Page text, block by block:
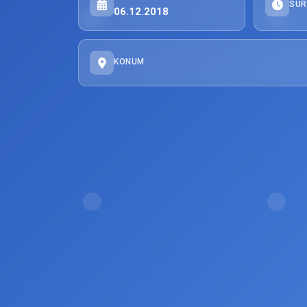
06.12.2018
KONUM